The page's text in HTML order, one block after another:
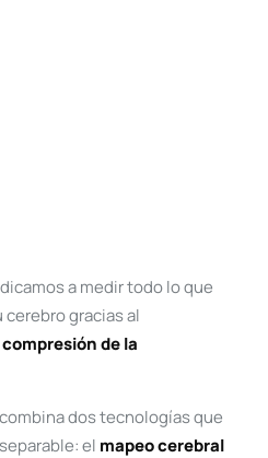
a medir todo lo que
gracias al
de la
dos tecnologías que
el mapeo cerebral